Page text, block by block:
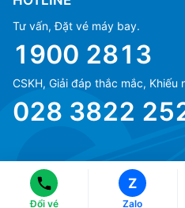
Tư vấn, Đặt vé máy bay.
1900 2813
CSKH, Giải đáp thắc mắc, Khiếu
028 3822
© Copyright 2018 eFly.vn · All
Đổi vé
Z
Zalo
(+84) 70 854